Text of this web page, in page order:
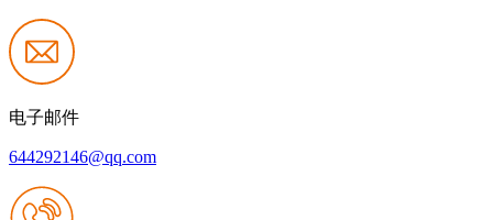
电子邮件
644292146@qq.com